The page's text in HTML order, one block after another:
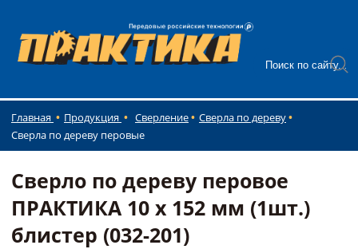
Главная Продукция Сверление
Сверла по дереву
Сверла по дереву перовые
Сверло по дереву перовое
ПРАКТИКА 10 х 152 мм (1шт.)
блистер (032-201)